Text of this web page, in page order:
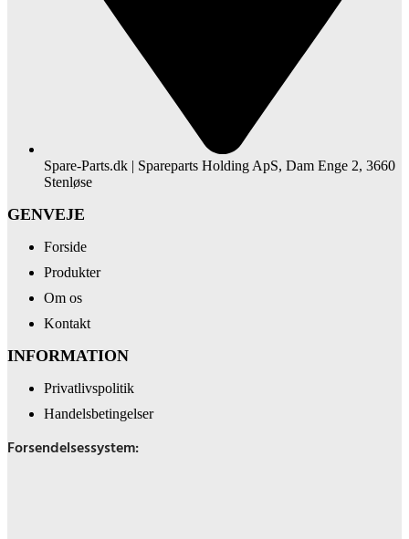
Spare-Parts.dk | Spareparts Holding ApS, Dam Enge 2, 3660
Stenløse
GENVEJE
Forside
Produkter
Om os
Kontakt
INFORMATION
Privatlivspolitik
Handelsbetingelser
Forsendelsessystem: